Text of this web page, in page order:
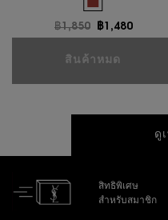
ราคาเก่า
฿1,850 ราคาใหม่
฿1,480
สินค้าหมด
ดู
สิทธิพิเศษ
สำหรับสมาชิก